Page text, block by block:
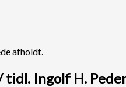
afholdt.
tidl. Ingolf H.